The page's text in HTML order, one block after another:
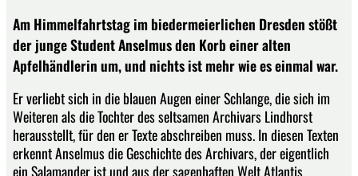
Am Himmelfahrtstag im biedermeierlichen Dresden stößt
der junge Student Anselmus den Korb einer alten
Apfelhändlerin um, und nichts ist mehr wie es einmal war.
Er verliebt sich in die blauen Augen einer Schlange, die sich im
Weiteren als die Tochter des seltsamen Archivars Lindhorst
herausstellt, für den er Texte abschreiben muss. In diesen Texten
erkennt Anselmus die Geschichte des Archivars, der eigentlich
ein Salamander ist und aus der sagenhaften Welt Atlantis